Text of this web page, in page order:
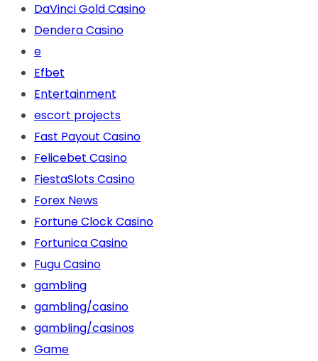
DaVinci Gold Casino
Dendera Casino
e
Efbet
Entertainment
escort projects
Fast Payout Casino
Felicebet Casino
FiestaSlots Casino
Forex News
Fortune Clock Casino
Fortunica Casino
Fugu Casino
gambling
gambling/casino
gambling/casinos
Game